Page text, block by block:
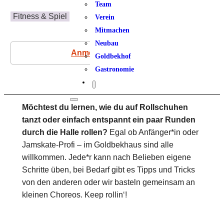
Team
Verein
Mitmachen
Neubau
Goldbekhof
Gastronomie
Fitness & Spiel
Anmeldung
Möchtest du lernen, wie du auf Rollschuhen
tanzt oder einfach entspannt ein paar Runden
durch die Halle rollen? Egal ob Anfänger*in oder
Jamskate-Profi – im Goldbekhaus sind alle
willkommen. Jede*r kann nach Belieben eigene
Schritte üben, bei Bedarf gibt es Tipps und Tricks
von den anderen oder wir basteln gemeinsam an
kleinen Choreos. Keep rollin‘!